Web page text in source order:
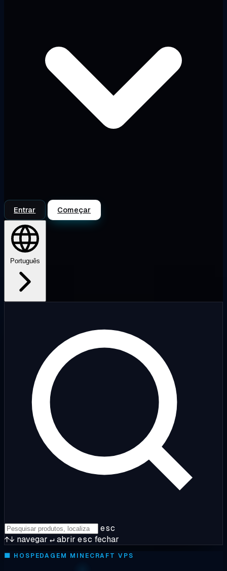
Entrar Começar
Português
esc
↑↓ navegar ↵abrir esc fechar
🟩 HOSPEDAGEM MINECRAFT VPS